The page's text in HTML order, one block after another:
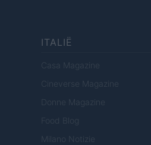
ITALIË
Casa Magazine
Cineverse Magazine
Donne Magazine
Food Blog
Milano Notizie